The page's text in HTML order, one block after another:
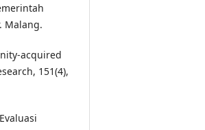
Malang.
acquired
151(4),